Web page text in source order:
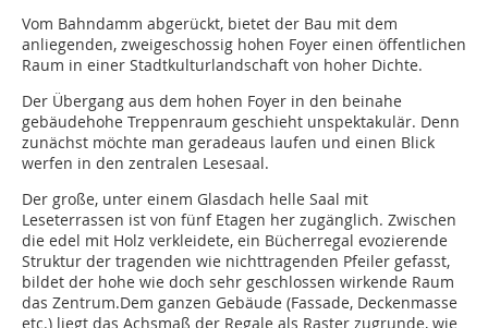
Vom Bahndamm abgerückt, bietet der Bau mit dem
anliegenden, zweigeschossig hohen Foyer einen öffentlichen
Raum in einer Stadtkulturlandschaft von hoher Dichte.
Der Übergang aus dem hohen Foyer in den beinahe
gebäudehohe Treppenraum geschieht unspektakulär. Denn
zunächst möchte man geradeaus laufen und einen Blick
werfen in den zentralen Lesesaal.
Der große, unter einem Glasdach helle Saal mit
Leseterrassen ist von fünf Etagen her zugänglich. Zwischen
die edel mit Holz verkleidete, ein Bücherregal evozierende
Struktur der tragenden wie nichttragenden Pfeiler gefasst,
bildet der hohe wie doch sehr geschlossen wirkende Raum
das Zentrum.Dem ganzen Gebäude (Fassade, Deckenmasse
etc.) liegt das Achsmaß der Regale als Raster zugrunde, wie